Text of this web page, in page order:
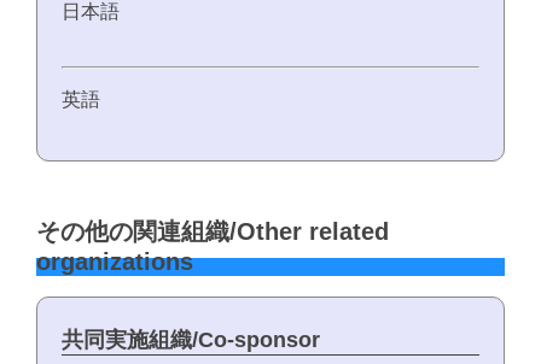
日本語
英語
その他の関連組織/Other related
organizations
共同実施組織/Co-sponsor